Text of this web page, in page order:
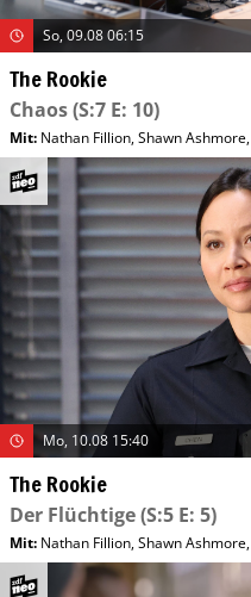
So, 09.08 06:15
The Rookie
Chaos(S:7 E: 10)
Mit: Nathan Fillion,Shawn Ashmore,
Mo, 10.08 15:40
The Rookie
Der Flüchtige(S:5 E: 5)
Mit: Nathan Fillion,Shawn Ashmore,